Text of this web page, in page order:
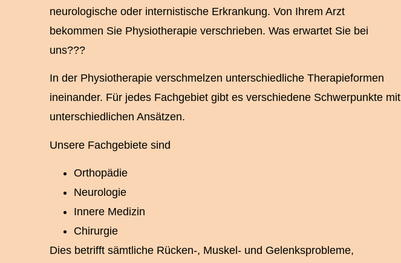
neurologische oder internistische Erkrankung. Von Ihrem Arzt
bekommen Sie Physiotherapie verschrieben. Was erwartet Sie bei
uns???
In der Physiotherapie verschmelzen unterschiedliche Therapieformen
ineinander. Für jedes Fachgebiet gibt es verschiedene Schwerpunkte mit
unterschiedlichen Ansätzen.
Unsere Fachgebiete sind
Orthopädie
Neurologie
Innere Medizin
Chirurgie
Dies betrifft sämtliche Rücken-, Muskel- und Gelenksprobleme,